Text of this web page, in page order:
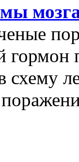
гормон
схему